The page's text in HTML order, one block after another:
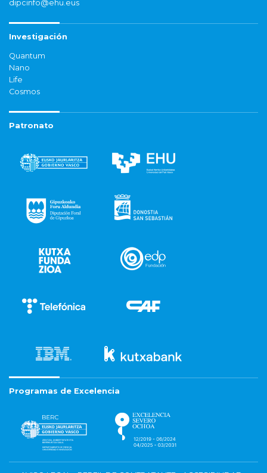
dipcinfo@ehu.eus
Investigación
Quantum
Nano
Life
Cosmos
Patronato
Programas de Excelencia